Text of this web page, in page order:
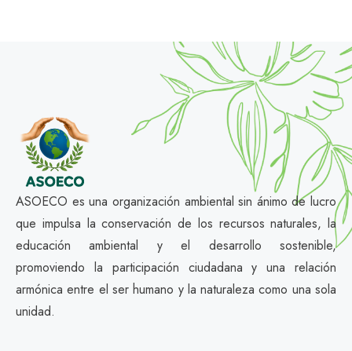
ASOECO es una organización ambiental sin ánimo de lucro
que impulsa la conservación de los recursos naturales, la
educación ambiental y el desarrollo sostenible,
promoviendo la participación ciudadana y una relación
armónica entre el ser humano y la naturaleza como una sola
unidad.